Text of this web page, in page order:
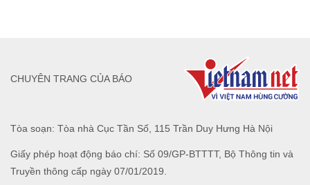
Tòa soạn: Tòa nhà Cục Tần Số, 115 Trần Duy Hưng Hà Nội
Giấy phép hoạt động báo chí: Số 09/GP-BTTTT, Bộ Thông tin và
Truyền thông cấp ngày 07/01/2019.
CHUYÊN TRANG CỦA BÁO